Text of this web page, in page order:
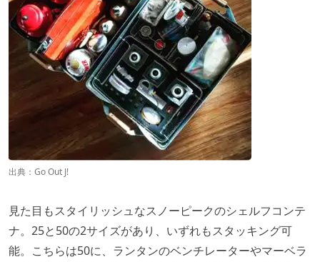
出典： Go Out J!
見た目もスタイリッシュなスノーピークのシェルフコンテ
ナ。25と50の2サイズがあり、いずれもスタッキング可
能。こちらは50に、ランタンのベンチレーターやマーベラ